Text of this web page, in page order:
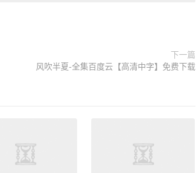
下一篇
风吹半夏-全集百度云【高清中字】免费下载